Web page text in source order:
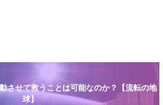
させて救うことは可能なのか？【流転の地
球】